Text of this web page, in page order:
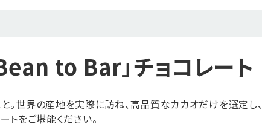
to Bar」チョコレート
世界の産地を実際に訪ね、高品質なカカオだけを選定し、
をご堪能ください。